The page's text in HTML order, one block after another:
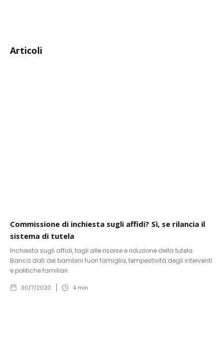
Articoli
Commissione di inchiesta sugli affidi? Sì, se rilancia il
sistema di tutela
Inchiesta sugli affidi, tagli alle risorse e riduzione della tutela.
Banca dati dei bambini fuori famiglia, tempestività degli interventi
e politiche familiari.
30/7/2020 4 min